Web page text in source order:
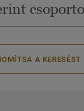
A KERESÉST